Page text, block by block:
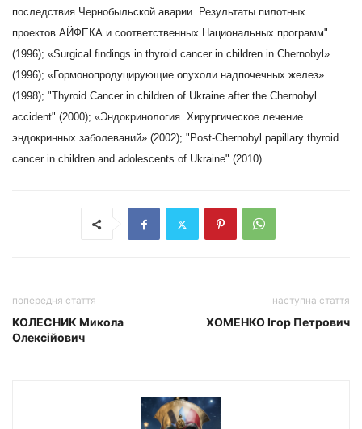
последствия Чернобыльской аварии. Ре­­зультаты пилотных
проектов АЙФЕКА и соответственных Национальных про­­грамм"
(1996); «Surgical findings in thyroid cancer in children in Chernobyl»
(1996); «Гормонопродуцирующие опухоли надпочечных желез»
(1998); "Thyroid Cancer in children of Ukraine after the Chernobyl
accident" (2000); «Эндокринология. Хирургическое лечение
эндокринных заболеваний» (2002); " Post-Chernobyl papillary thyroid
cancer in children and adolescents of Ukraine" (2010).
попередня стаття
КОЛЕСНИК Микола
Олексійович
наступна стаття
ХОМЕНКО Ігор Петрович